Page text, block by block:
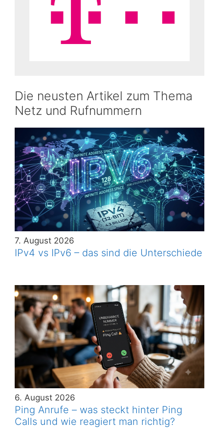
Die neusten Artikel zum Thema
Netz und Rufnummern
7. August 2026
IPv4 vs IPv6 – das sind die Unterschiede
6. August 2026
Ping Anrufe – was steckt hinter Ping
Calls und wie reagiert man richtig?